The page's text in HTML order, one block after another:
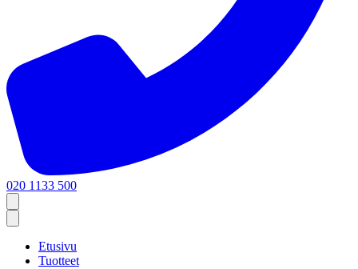
020 1133 500
Etusivu
Tuotteet